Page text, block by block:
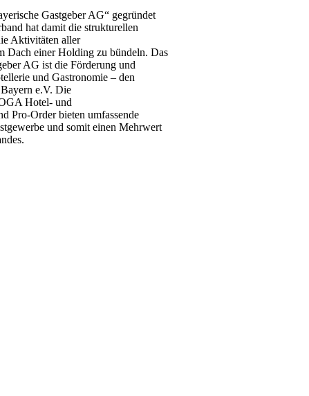
Gastgeber AG“ gegründet
hat damit die strukturellen
Aktivitäten aller
Dach einer Holding zu bündeln. Das
AG ist die Förderung und
und Gastronomie – den
e.V. Die
Hotel- und
Pro-Order bieten umfassende
und somit einen Mehrwert